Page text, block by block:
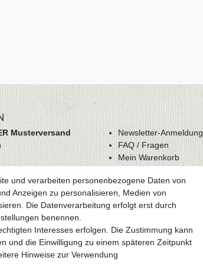
Musterversand
Newsletter-Anmeldung
FAQ / Fragen
Mein Warenkorb
Mein Konto
und verarbeiten personenbezogene Daten von
Anzeigen zu personalisieren, Medien von
Die Datenverarbeitung erfolgt erst durch
benennen.
Interesses erfolgen. Die Zustimmung kann
und die Einwilligung zu einem späteren Zeitpunkt
Hinweise zur Verwendung